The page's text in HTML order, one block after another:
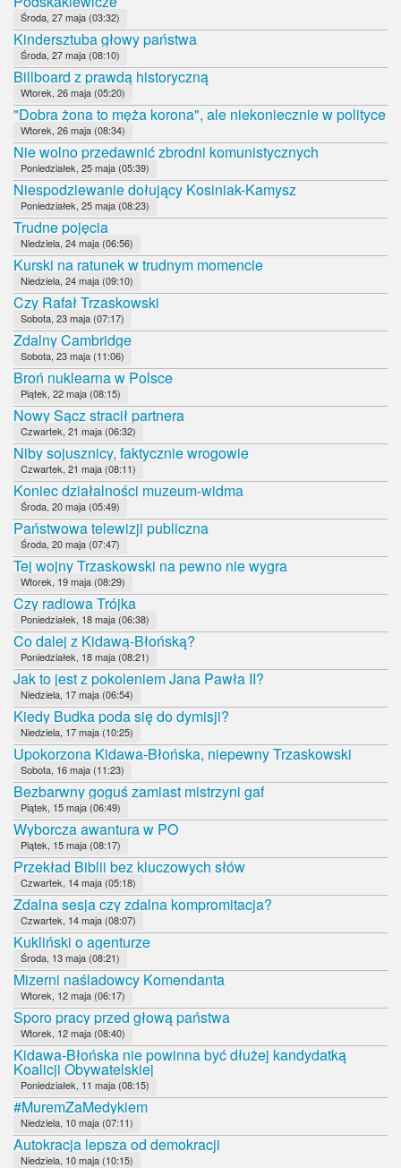
Środa, 27 maja (03:32)
Kindersztuba głowy państwa
Środa, 27 maja (08:10)
Billboard z prawdą historyczną
Wtorek, 26 maja (05:20)
"Dobra żona to męża korona", ale niekoniecznie w polityce
Wtorek, 26 maja (08:34)
Nie wolno przedawnić zbrodni komunistycznych
Poniedziałek, 25 maja (05:39)
Niespodziewanie dołujący Kosiniak-Kamysz
Poniedziałek, 25 maja (08:23)
Trudne pojęcia
Niedziela, 24 maja (06:56)
Kurski na ratunek w trudnym momencie
Niedziela, 24 maja (09:10)
Czy Rafał Trzaskowski
Sobota, 23 maja (07:17)
Zdalny Cambridge
Sobota, 23 maja (11:06)
Broń nuklearna w Polsce
Piątek, 22 maja (08:15)
Nowy Sącz stracił partnera
Czwartek, 21 maja (06:32)
Niby sojusznicy, faktycznie wrogowie
Czwartek, 21 maja (08:11)
Koniec działalności muzeum-widma
Środa, 20 maja (05:49)
Państwowa telewizji publiczna
Środa, 20 maja (07:47)
Tej wojny Trzaskowski na pewno nie wygra
Wtorek, 19 maja (08:29)
Czy radiowa Trójka
Poniedziałek, 18 maja (06:38)
Co dalej z Kidawą-Błońską?
Poniedziałek, 18 maja (08:21)
Jak to jest z pokoleniem Jana Pawła II?
Niedziela, 17 maja (06:54)
Kiedy Budka poda się do dymisji?
Niedziela, 17 maja (10:25)
Upokorzona Kidawa-Błońska, niepewny Trzaskowski
Sobota, 16 maja (11:23)
Bezbarwny goguś zamiast mistrzyni gaf
Piątek, 15 maja (06:49)
Wyborcza awantura w PO
Piątek, 15 maja (08:17)
Przekład Biblii bez kluczowych słów
Czwartek, 14 maja (05:18)
Zdalna sesja czy zdalna kompromitacja?
Czwartek, 14 maja (08:07)
Kukliński o agenturze
Środa, 13 maja (08:21)
Mizerni naśladowcy Komendanta
Wtorek, 12 maja (06:17)
Sporo pracy przed głową państwa
Wtorek, 12 maja (08:40)
Kidawa-Błońska nie powinna być dłużej kandydatką
Koalicji Obywatelskiej
Poniedziałek, 11 maja (08:15)
#MuremZaMedykiem
Niedziela, 10 maja (07:11)
Autokracja lepsza od demokracji
Niedziela, 10 maja (10:15)